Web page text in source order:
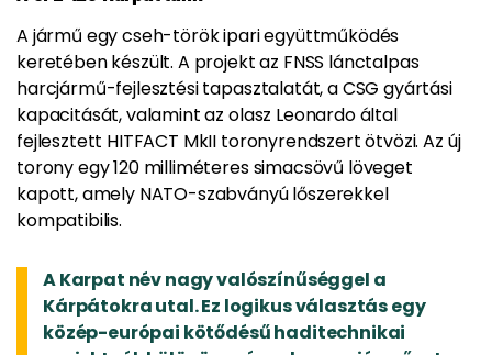
A jármű egy cseh-török ipari együttműködés
keretében készült. A projekt az FNSS lánctalpas
harcjármű-fejlesztési tapasztalatát, a CSG gyártási
kapacitását, valamint az olasz Leonardo által
fejlesztett HITFACT MkII toronyrendszert ötvözi. Az új
torony egy 120 milliméteres simacsövű löveget
kapott, amely NATO-szabványú lőszerekkel
kompatibilis.
A Karpat név nagy valószínűséggel a
Kárpátokra utal. Ez logikus választás egy
közép-európai kötődésű haditechnikai